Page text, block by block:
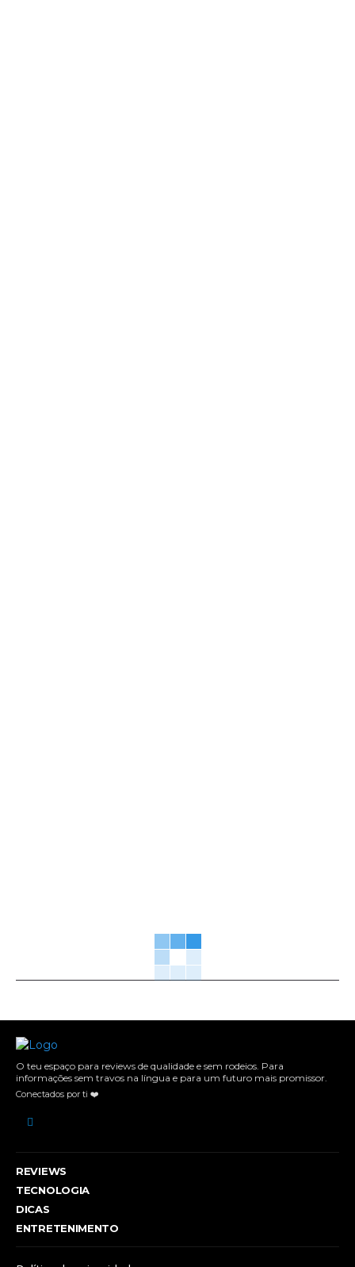
O teu espaço para reviews de qualidade e sem rodeios. Para
informações sem travos na língua e para um futuro mais promissor.
Conectados por ti ❤️
REVIEWS
TECNOLOGIA
DICAS
ENTRETENIMENTO